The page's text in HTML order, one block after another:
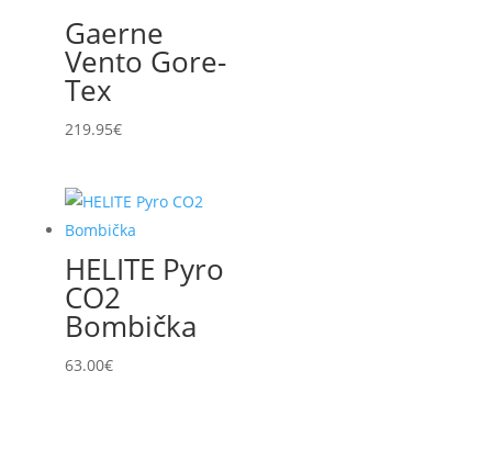
Gaerne
Vento Gore-
Tex
219.95€
HELITE Pyro
CO2
Bombička
63.00€